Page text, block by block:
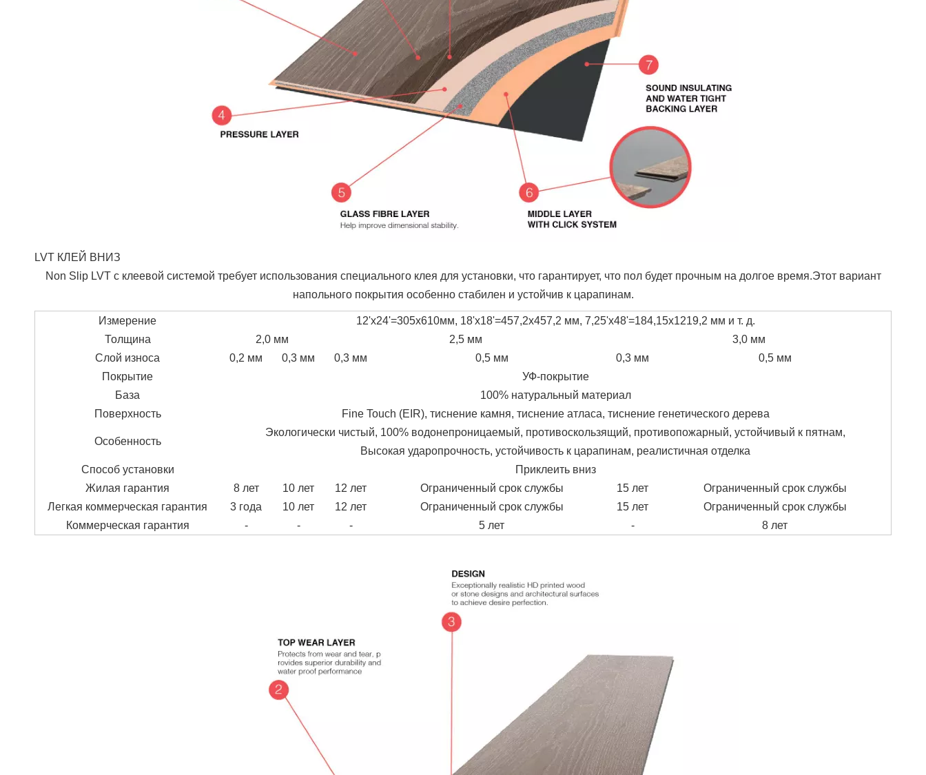
LVT КЛЕЙ ВНИЗ
Non Slip LVT с клеевой системой требует использования специального клея для установки, что гарантирует, что пол будет прочным на долгое время.Этот вариант
напольного покрытия особенно стабилен и устойчив к царапинам.
Измерение
12'x24'=305x610мм, 18'x18'=457,2x457,2 мм, 7,25'x48'=184,15x1219,2 мм и т. д.
Толщина
2,0 мм 2,5 мм
3,0 мм
Слой износа
0,2 мм 0,3 мм 0,3 мм 0,5 мм 0,3 мм
0,5 мм
Покрытие
УФ-покрытие
База
100% натуральный материал
Поверхность
Fine Touch (EIR), тиснение камня, тиснение атласа, тиснение генетического дерева
Особенность
Экологически чистый, 100% водонепроницаемый, противоскользящий, противопожарный, устойчивый к пятнам,
Высокая ударопрочность, устойчивость к царапинам, реалистичная отделка
Способ установки
Приклеить вниз
Жилая гарантия
8 лет 10 лет 12 лет Ограниченный срок службы 15 лет
Ограниченный срок службы
Легкая коммерческая гарантия
3 года 10 лет 12 лет Ограниченный срок службы 15 лет
Ограниченный срок службы
Коммерческая гарантия
- - - 5 лет - 8 лет